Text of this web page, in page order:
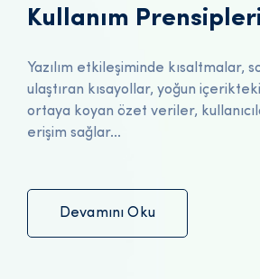
Kullanım
Yazılım etkileşiminde kısaltmalar,
ulaştıran kısayollar, yoğun
ortaya koyan özet veriler,
erişim sağlar...
Devamını Oku